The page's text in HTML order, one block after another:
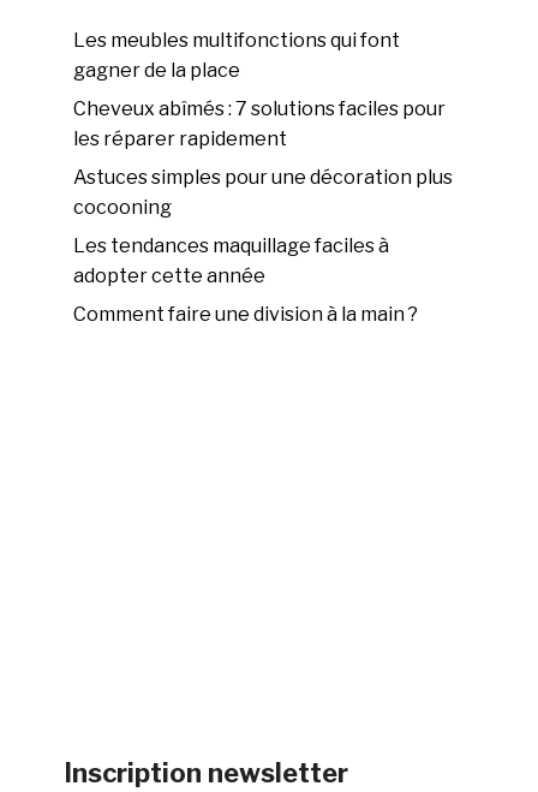
Les meubles multifonctions qui font
gagner de la place
Cheveux abîmés : 7 solutions faciles pour
les réparer rapidement
Astuces simples pour une décoration plus
cocooning
Les tendances maquillage faciles à
adopter cette année
Comment faire une division à la main ?
Inscription newsletter